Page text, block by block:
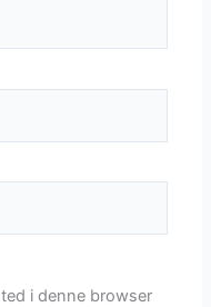
i denne browser